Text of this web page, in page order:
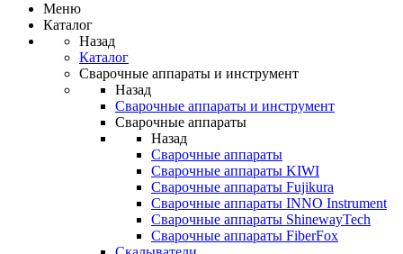
Меню
Каталог
Назад
Каталог
Сварочные аппараты и инструмент
Назад
Сварочные аппараты и инструмент
Сварочные аппараты
Назад
Сварочные аппараты
Сварочные аппараты KIWI
Сварочные аппараты Fujikura
Сварочные аппараты INNO Instrument
Сварочные аппараты ShinewayTech
Cварочные аппараты FiberFox